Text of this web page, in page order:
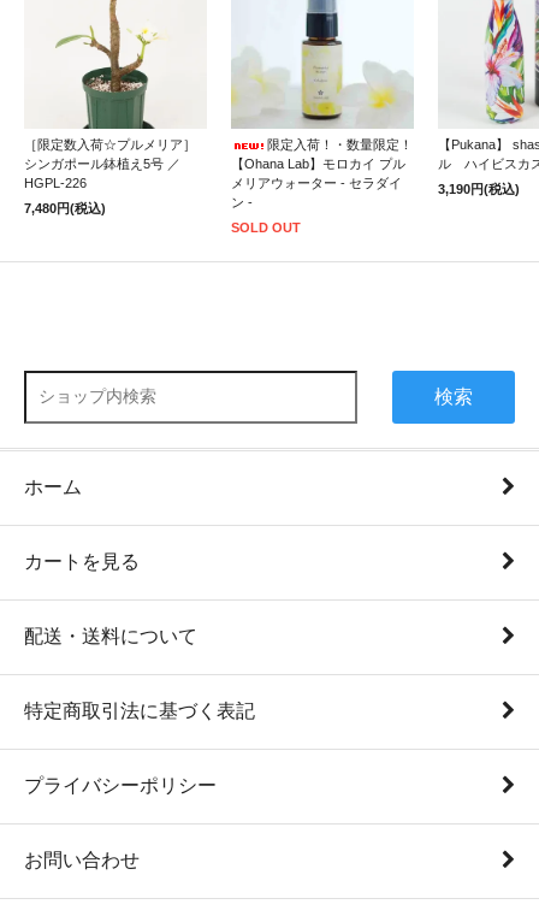
［限定数入荷☆プルメリア］
シンガポール鉢植え5号 ／
HGPL-226
7,480円(税込)
限定入荷！・数量限定！
【Ohana Lab】モロカイ プル
メリアウォーター - セラダイ
ン -
SOLD OUT
【Pukana】
ル ハイビスカ
3,190円(税込)
検索
ホーム
カートを見る
配送・送料について
特定商取引法に基づく表記
プライバシーポリシー
お問い合わせ